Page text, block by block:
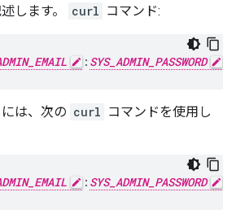
します。
curl コマンド:
: SYS_ADMIN_PASSWORD
は、次の curl コマンドを使用し
: SYS_ADMIN_PASSWORD -